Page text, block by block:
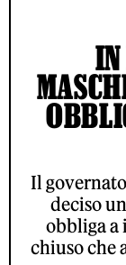
Il
deciso
obbliga a
chiuso che